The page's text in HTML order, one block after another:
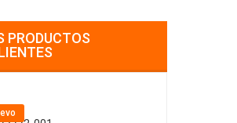
PRODUCTOS